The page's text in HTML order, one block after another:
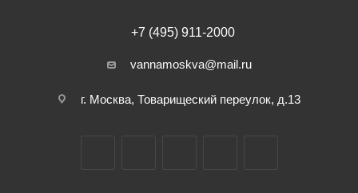
+7 (495) 911-2000
vannamoskva@mail.ru
г. Москва, Товарищеский переулок, д.13